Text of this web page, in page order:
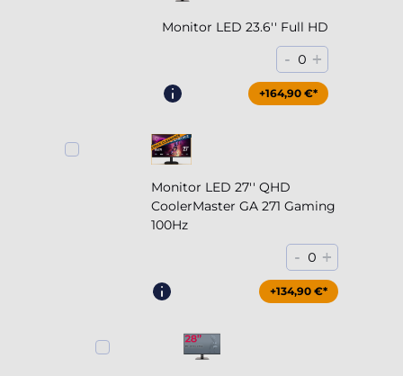
Monitor LED 23.6'' Full HD
- 0 +
+164,90 €*
Monitor LED 27'' QHD
CoolerMaster GA 271 Gaming
100Hz
- 0 +
+204,90 €*
+134,90 €*